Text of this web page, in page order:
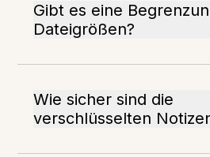
Gibt es eine
Dateigrößen?
Wie sicher sind die
verschlüsselten